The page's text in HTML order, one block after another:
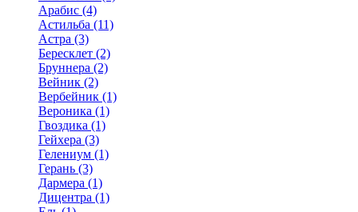
Арабис (4)
Астильба (11)
Астра (3)
Бересклет (2)
Бруннера (2)
Вейник (2)
Вербейник (1)
Вероника (1)
Гвоздика (1)
Гейхера (3)
Гелениум (1)
Герань (3)
Дармера (1)
Дицентра (1)